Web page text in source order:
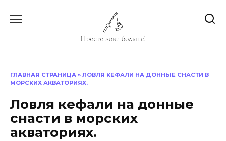
ГЛАВНАЯ СТРАНИЦА » ЛОВЛЯ КЕФАЛИ НА ДОННЫЕ СНАСТИ В
МОРСКИХ АКВАТОРИЯХ.
Ловля кефали на донные
снасти в морских
акваториях.